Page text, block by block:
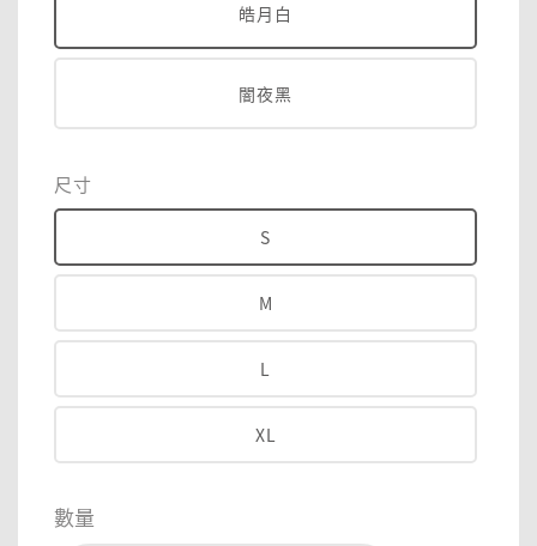
皓月白
闇夜黑
尺寸
S
M
L
XL
數量